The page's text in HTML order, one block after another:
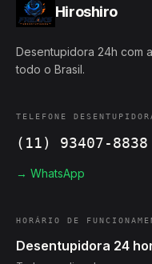
Hiroshiro
Desentupidora 24h com
todo o Brasil.
TELEFONE
(11) 93407-8838
→ WhatsApp
HORÁRIO DE
Desentupidora 24